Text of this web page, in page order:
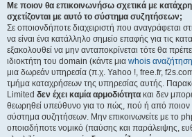
Με ποιον θα επικοινωνήσω σχετικά με
σχετίζονται με αυτό το σύστημα συζητήσεων;
Σε οποιονδήποτε διαχειριστή που αναγράφεται
να είναι ένα κατάλληλο σημείο επαφής για τις
εξακολουθεί να μην ανταποκρίνεται τότε θα
ιδιοκτήτη του domain (κάντε μια whois αναζήτηση
μια δωρεάν υπηρεσία (π.χ. Yahoo !, free.fr,
τμήμα καταχρήσεων της υπηρεσίας αυτής.
Limited δεν έχει καμία αρμοδιότητα και δεν
θεωρηθεί υπεύθυνο για το πώς, πού ή από ποιον
σύστημα συζητήσεων. Μην επικοινωνείτε με το
οποιαδήποτε νομικό (παύσης και παράλειψης,